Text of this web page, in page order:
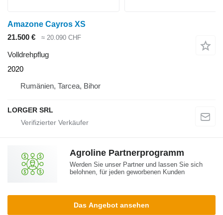
Amazone Cayros XS
21.500 €
≈ 20.090 CHF
Volldrehpflug
2020
Rumänien, Tarcea, Bihor
LORGER SRL
Agroline Partnerprogramm
Werden Sie unser Partner und lassen Sie sich
belohnen, für jeden geworbenen Kunden
Das Angebot ansehen